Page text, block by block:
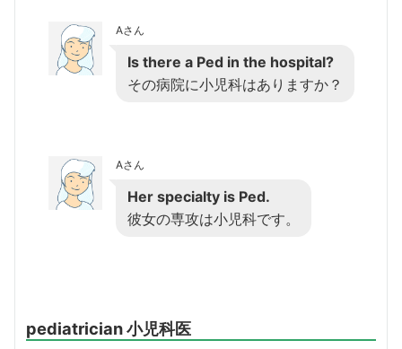
Aさん
Is there a Ped in the hospital?
その病院に小児科はありますか？
Aさん
Her specialty is Ped.
彼女の専攻は小児科です。
pediatrician 小児科医